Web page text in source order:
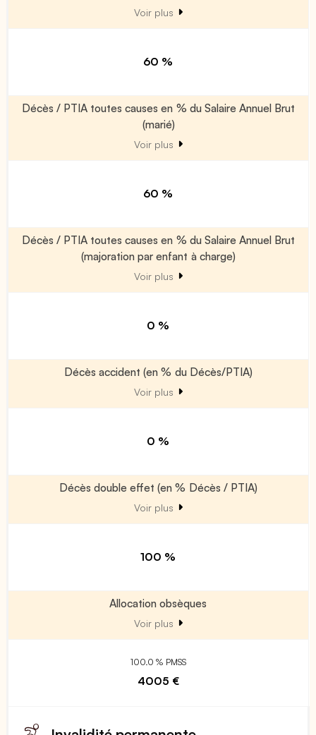
Voir plus
60 %
Décès / PTIA toutes causes en % du Salaire Annuel Brut
(marié)
Voir plus
60 %
Décès / PTIA toutes causes en % du Salaire Annuel Brut
(majoration par enfant à charge)
Voir plus
0 %
Décès accident (en % du Décès/PTIA)
Voir plus
0 %
Décès double effet (en % Décès / PTIA)
Voir plus
100 %
Allocation obsèques
Voir plus
100.0 % PMSS
4005 €